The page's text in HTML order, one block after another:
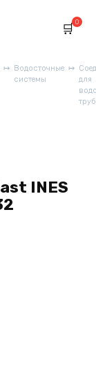
0
Водосточные
системы
для
труб
INES